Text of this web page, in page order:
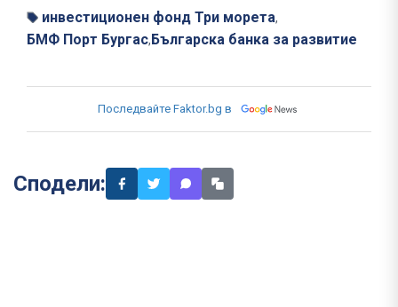
инвестиционен фонд Три морета,
БМФ Порт Бургас, Българска банка за развитие
Последвайте Faktor.bg в
Сподели: